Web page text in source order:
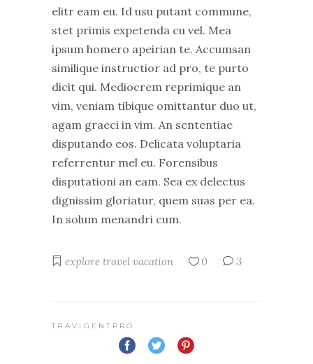
elitr eam eu. Id usu putant commune,
stet primis expetenda cu vel. Mea
ipsum homero apeirian te. Accumsan
similique instructior ad pro, te purto
dicit qui. Mediocrem reprimique an
vim, veniam tibique omittantur duo ut,
agam graeci in vim. An sententiae
disputando eos. Delicata voluptaria
referrentur mel eu. Forensibus
disputationi an eam. Sea ex delectus
dignissim gloriatur, quem suas per ea.
In solum menandri cum.
explore travel vacation 0 3
TRAVIGENTPRO